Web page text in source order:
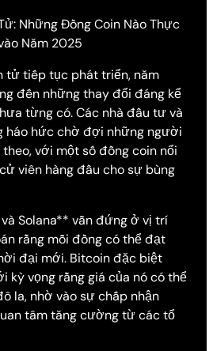
Những Đồng Coin Nào Thực
Năm 2025
tử tiếp tục phát triển, năm
đến những thay đổi đáng kể
từng có. Các nhà đầu tư và
háo hức chờ đợi những người
với một số đồng coin nổi
viên hàng đầu cho sự bùng
Solana** vẫn đứng ở vị trí
rằng mỗi đồng có thể đạt
đại mới. Bitcoin đặc biệt
kỳ vọng rằng giá của nó có thể
la, nhờ vào sự chấp nhận
tâm tăng cường từ các tổ